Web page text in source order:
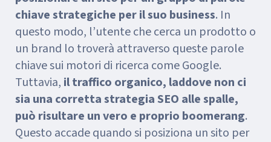
chiave strategiche per il suo business. In
questo modo, l’utente che cerca un prodotto o
un brand lo troverà attraverso queste parole
chiave sui motori di ricerca come Google.
Tuttavia, il traffico organico, laddove non ci
sia una corretta strategia SEO alle spalle,
può risultare un vero e proprio boomerang.
Questo accade quando si posiziona un sito per